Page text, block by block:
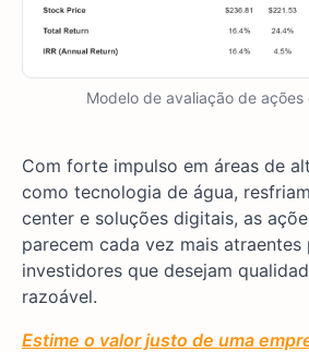
Modelo de avaliação de ações
Com forte impulso em áreas de
como tecnologia de água,
center e soluções digitais, as
parecem cada vez mais atraentes
investidores que desejam
razoável.
Estime o valor justo de uma